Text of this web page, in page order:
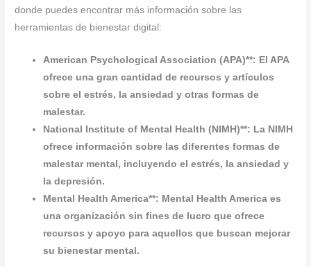
donde puedes encontrar más información sobre las
herramientas de bienestar digital:
American Psychological Association (APA)**: El APA
ofrece una gran cantidad de recursos y artículos
sobre el estrés, la ansiedad y otras formas de
malestar.
National Institute of Mental Health (NIMH)**: La NIMH
ofrece información sobre las diferentes formas de
malestar mental, incluyendo el estrés, la ansiedad y
la depresión.
Mental Health America**: Mental Health America es
una organización sin fines de lucro que ofrece
recursos y apoyo para aquellos que buscan mejorar
su bienestar mental.